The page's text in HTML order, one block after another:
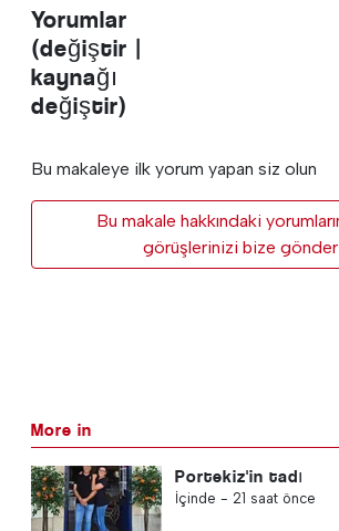
Yorumlar
(değiştir |
kaynağı
değiştir)
Bu makaleye ilk yorum yapan siz olun
Bu makale hakkındaki
görüşlerinizi bize
More in
Portekiz'in tadı
İçinde - 21 saat önce